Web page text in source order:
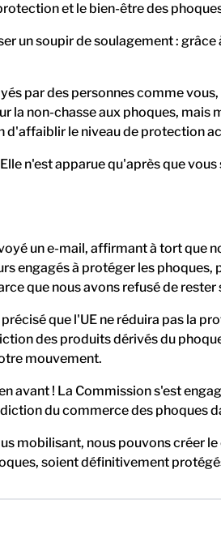
et le bien-être des
un soupir de soulagement :
par des personnes comme
la non-chasse aux phoques,
d'affaiblir le niveau de protection
n'est apparue qu'après que
un e-mail, affirmant à tort que
engagés à protéger les
que nous avons refusé de
que l'UE ne réduira pas la
des produits dérivés du
mouvement.
avant ! La Commission s'est
du commerce des phoques
mobilisant, nous pouvons créer
soient définitivement